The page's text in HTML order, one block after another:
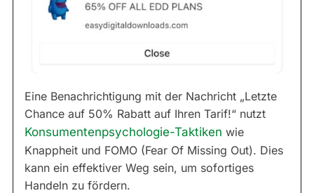
Eine Benachrichtigung mit der Nachricht „Letzte
Chance auf 50% Rabatt auf Ihren Tarif!“ nutzt
Konsumentenpsychologie-Taktiken wie
Knappheit und FOMO (Fear Of Missing Out). Dies
kann ein effektiver Weg sein, um sofortiges
Handeln zu fördern.